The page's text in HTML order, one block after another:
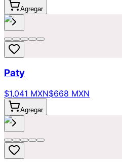
Agregar
Paty
$1,041 MXN$668 MXN
Agregar